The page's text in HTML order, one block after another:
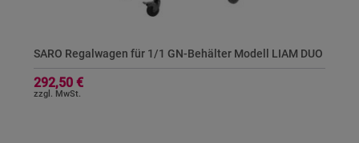
SARO Regalwagen für 1/1 GN-Behälter Modell LIAM DUO
292,50 €